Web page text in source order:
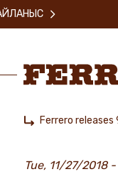
Ferrero
Tue, 11/27/2018